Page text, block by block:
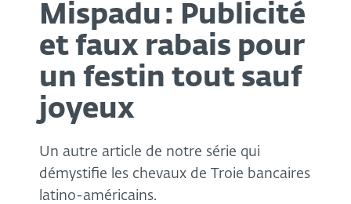
Mispadu : Publicité
et faux rabais pour
un festin tout sauf
joyeux
Un autre article de notre série qui
démystifie les chevaux de Troie bancaires
latino-américains.